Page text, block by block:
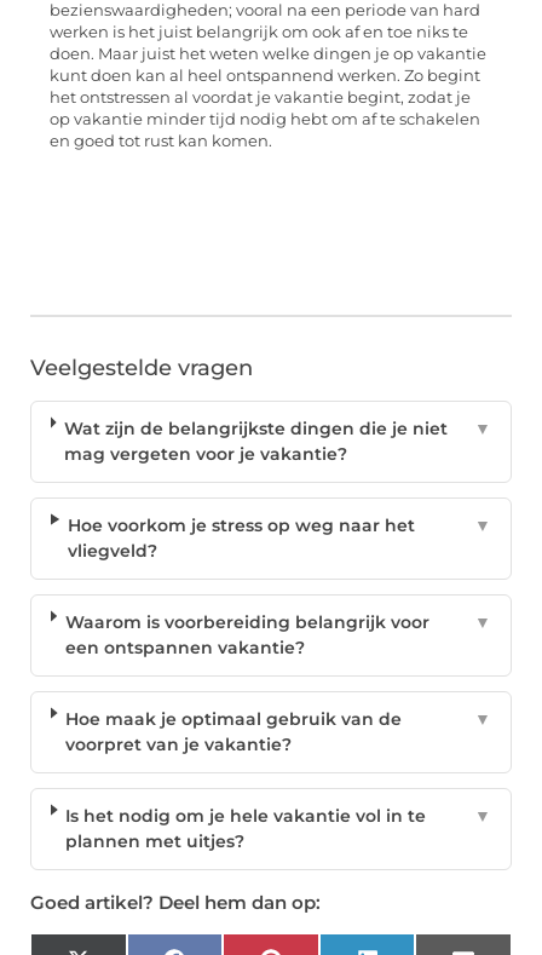
bezienswaardigheden; vooral na een periode van hard
werken is het juist belangrijk om ook af en toe niks te
doen. Maar juist het weten welke dingen je op vakantie
kunt doen kan al heel ontspannend werken. Zo begint
het ontstressen al voordat je vakantie begint, zodat je
op vakantie minder tijd nodig hebt om af te schakelen
en goed tot rust kan komen.
Veelgestelde vragen
Wat zijn de belangrijkste dingen die je niet
mag vergeten voor je vakantie?
▼
Hoe voorkom je stress op weg naar het
vliegveld?
▼
Waarom is voorbereiding belangrijk voor
een ontspannen vakantie?
▼
Hoe maak je optimaal gebruik van de
voorpret van je vakantie?
▼
Is het nodig om je hele vakantie vol in te
plannen met uitjes?
▼
Goed artikel? Deel hem dan op: